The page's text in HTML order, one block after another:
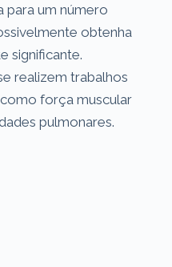
para um número
obtenha
significante.
realizem trabalhos
força muscular
pulmonares.